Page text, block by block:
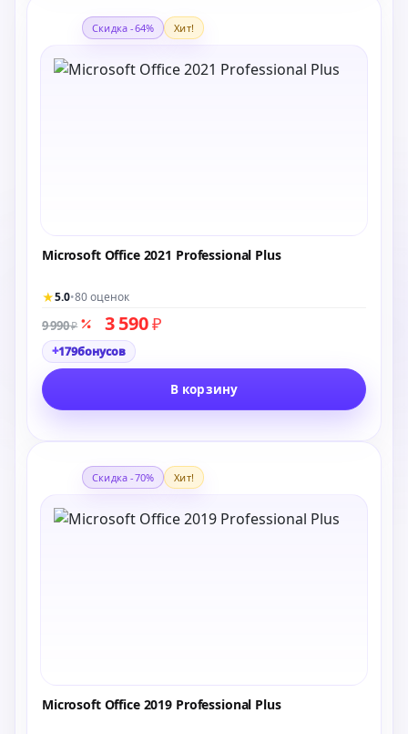
Скидка -64% Хит!
Microsoft Office 2021 Professional Plus
★5.0•80 оценок
9 990₽ 3 590₽
+179бонусов
В корзину
Скидка -70% Хит!
Microsoft Office 2019 Professional Plus